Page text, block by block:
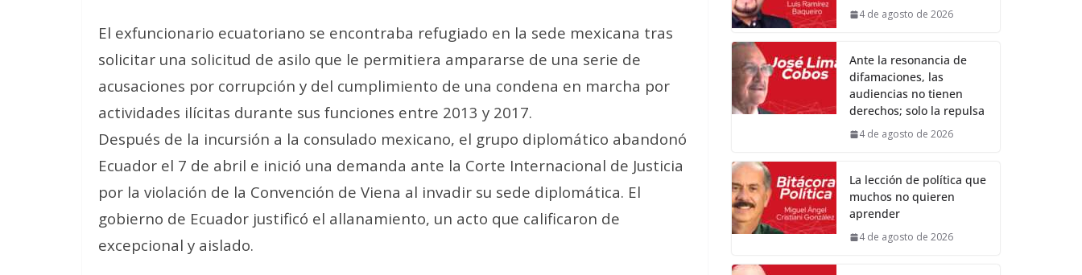
El exfuncionario ecuatoriano se encontraba refugiado en la sede mexicana tras
solicitar una solicitud de asilo que le permitiera ampararse de una serie de
acusaciones por corrupción y del cumplimiento de una condena en marcha por
actividades ilícitas durante sus funciones entre 2013 y 2017.
Después de la incursión a la consulado mexicano, el grupo diplomático abandonó
Ecuador el 7 de abril e inició una demanda ante la Corte Internacional de Justicia
por la violación de la Convención de Viena al invadir su sede diplomática. El
gobierno de Ecuador justificó el allanamiento, un acto que calificaron de
excepcional y aislado.
4 de agosto de 2026
Ante la resonancia de
difamaciones, las
audiencias no tienen
derechos; solo la repulsa
4 de agosto de 2026
La lección de política que
muchos no quieren
aprender
4 de agosto de 2026